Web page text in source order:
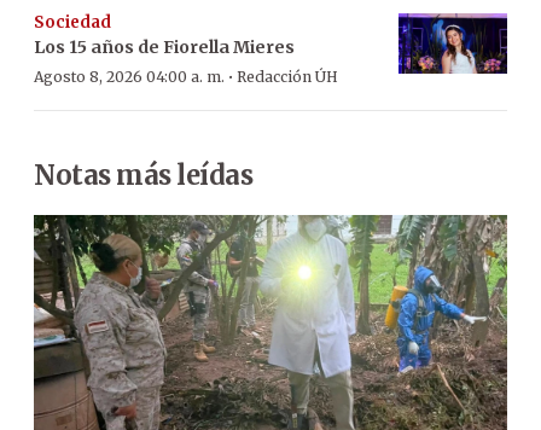
Sociedad
Los 15 años de Fiorella Mieres
Agosto 8, 2026 04:00 a. m. · Redacción ÚH
Notas más leídas